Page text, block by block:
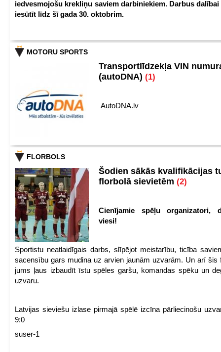
iedvesmojošu krekliņu saviem darbiniekiem. Darbus
iesūtīt līdz šī gada 30. oktobrim.
MOTORU SPORTS
Transportlīdzekļa VIN
(autoDNA) (1)
AutoDNA.lv
FLORBOLS
Šodien sākās kvalifikācijas
florbolā sievietēm (2)
Cienījamie spēļu organizatori,
viesi!
Sportistu neatlaidīgais darbs, slīpējot meistarību, ticība
sacensību gars mudina uz arvien jaunām uzvarām. Un arī šis
jums ļaus izbaudīt īstu spēles garšu, komandas spēku un
uzvaru.
Latvijas sieviešu izlase pirmajā spēlē izcīna pārliecinošu
9:0
suser-1